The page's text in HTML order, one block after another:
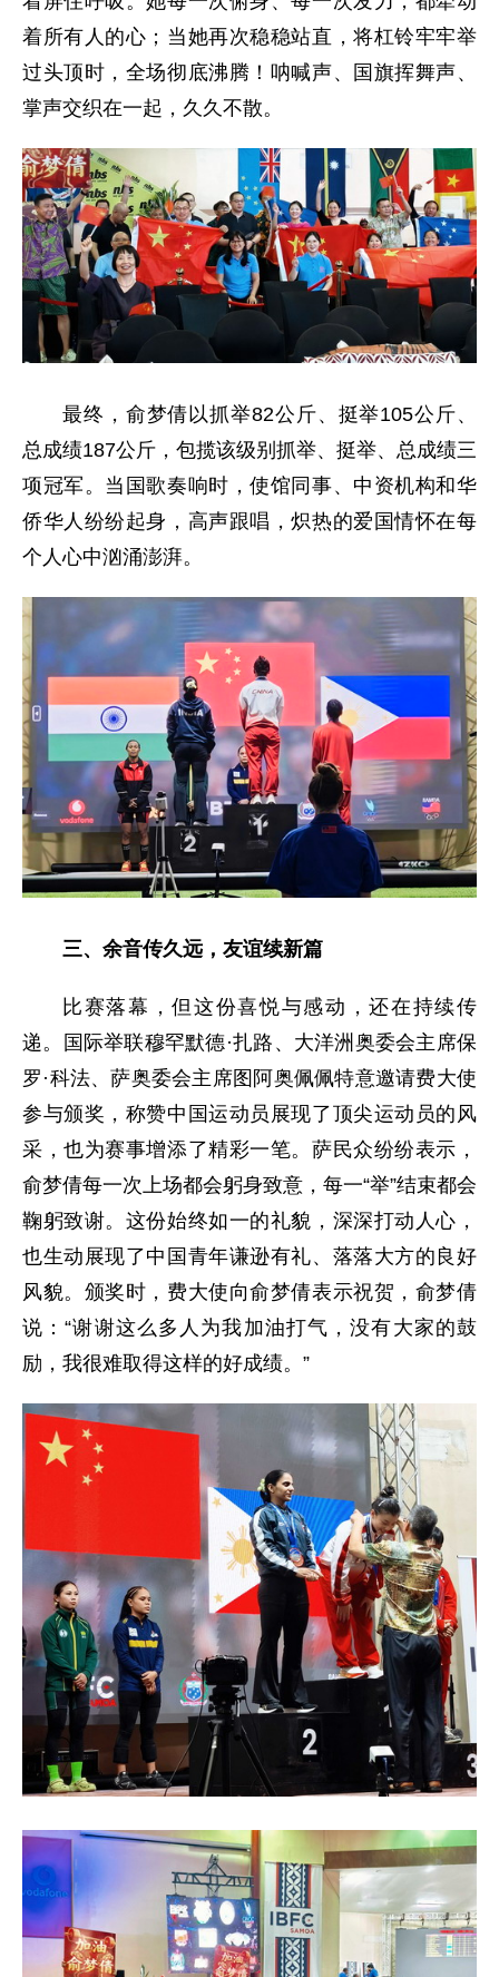
着所有人的心；当她再次稳稳站直，将杠铃牢牢举
过头顶时，全场彻底沸腾！呐喊声、国旗挥舞声、
掌声交织在一起，久久不散。
最终，俞梦倩以抓举82公斤、挺举105公斤、
总成绩187公斤，包揽该级别抓举、挺举、总成绩三
项冠军。当国歌奏响时，使馆同事、中资机构和华
侨华人纷纷起身，高声跟唱，炽热的爱国情怀在每
个人心中汹涌澎湃。
三、余音传久远，友谊续新篇
比赛落幕，但这份喜悦与感动，还在持续传
递。国际举联穆罕默德·扎路、大洋洲奥委会主席保
罗·科法、萨奥委会主席图阿奥佩佩特意邀请费大使
参与颁奖，称赞中国运动员展现了顶尖运动员的风
采，也为赛事增添了精彩一笔。萨民众纷纷表示，
俞梦倩每一次上场都会躬身致意，每一“举”结束都会
鞠躬致谢。这份始终如一的礼貌，深深打动人心，
也生动展现了中国青年谦逊有礼、落落大方的良好
风貌。颁奖时，费大使向俞梦倩表示祝贺，俞梦倩
说：“谢谢这么多人为我加油打气，没有大家的鼓
励，我很难取得这样的好成绩。”